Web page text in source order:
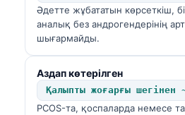
Әдетте жұбататын көрсеткіш,
аналық без андрогендерінің
шығармайды.
Аздап көтерілген
Қалыпты жоғарғы шегінен
PCOS-та, қоспаларда немесе
Frysk
Ślōnskŏ gŏdka
Norsk bokmål